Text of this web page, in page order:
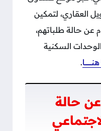
العقاري، لتمكين
عن حالة طلباتهم،
السكنية
.
حالة